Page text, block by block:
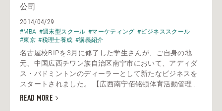
公司
2014/04/29
#MBA #週末型スクール #マーケティング #ビジネススクール
#東京 #税理士養成 #講義紹介
名古屋校BIPを3月に修了した学生さんが、ご自身の地
元、中国広西チワン族自治区南宁市において、アディダ
ス・バドミントンのディーラーとして新たなビジネスを
スタートされました。 【広西南宁佰铭顿体育活動管理...
READ MORE